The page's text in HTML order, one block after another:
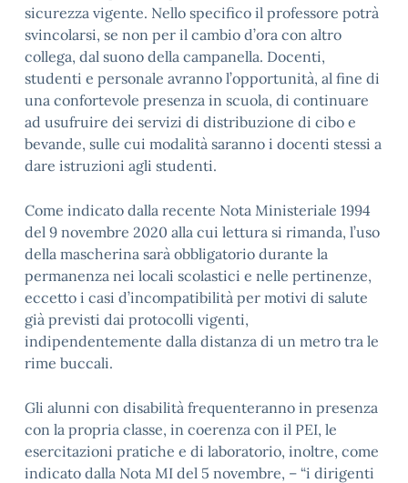
sicurezza vigente. Nello specifico il professore potrà
svincolarsi, se non per il cambio d’ora con altro
collega, dal suono della campanella. Docenti,
studenti e personale avranno l’opportunità, al fine di
una confortevole presenza in scuola, di continuare
ad usufruire dei servizi di distribuzione di cibo e
bevande, sulle cui modalità saranno i docenti stessi a
dare istruzioni agli studenti.
Come indicato dalla recente Nota Ministeriale 1994
del 9 novembre 2020 alla cui lettura si rimanda, l’uso
della mascherina sarà obbligatorio durante la
permanenza nei locali scolastici e nelle pertinenze,
eccetto i casi d’incompatibilità per motivi di salute
già previsti dai protocolli vigenti,
indipendentemente dalla distanza di un metro tra le
rime buccali.
Gli alunni con disabilità frequenteranno in presenza
con la propria classe, in coerenza con il PEI, le
esercitazioni pratiche e di laboratorio, inoltre, come
indicato dalla Nota MI del 5 novembre, – “i dirigenti